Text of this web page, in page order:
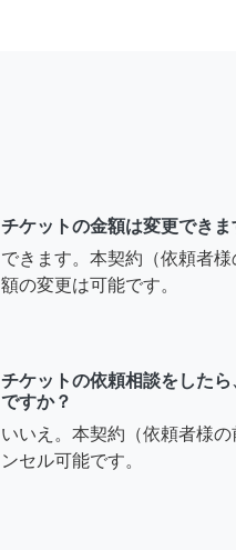
チケットの金額は変更できま
できます。本契約（依頼者
額の変更は可能です。
チケットの依頼相談をした
ですか？
いいえ。本契約（依頼者様
ンセル可能です。